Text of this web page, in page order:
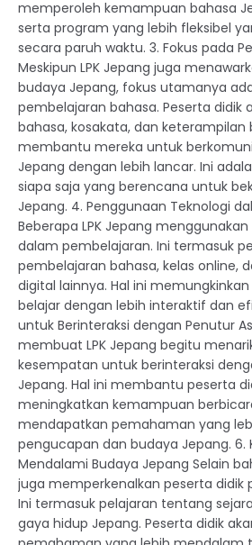
memperoleh kemampuan bahasa
serta program yang lebih fleksibel
secara paruh waktu. 3. Fokus pada
Meskipun LPK Jepang juga
budaya Jepang, fokus utamanya
pembelajaran bahasa. Peserta didik
bahasa, kosakata, dan keterampilan
membantu mereka untuk
Jepang dengan lebih lancar. Ini
siapa saja yang berencana untuk
Jepang. 4. Penggunaan Teknologi
Beberapa LPK Jepang
dalam pembelajaran. Ini termasuk
pembelajaran bahasa, kelas online,
digital lainnya. Hal ini
belajar dengan lebih interaktif dan
untuk Berinteraksi dengan Penutur
membuat LPK Jepang begitu
kesempatan untuk berinteraksi
Jepang. Hal ini membantu peserta
meningkatkan kemampuan
mendapatkan pemahaman yang
pengucapan dan budaya Jepang.
Mendalami Budaya Jepang Selain
juga memperkenalkan peserta didik
Ini termasuk pelajaran tentang
gaya hidup Jepang. Peserta didik